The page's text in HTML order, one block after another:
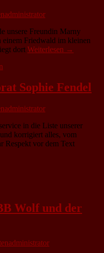
unsere Freundin Marny
Friedwald im kleinen
dort Weiterlesen →
Sophie Fendel
in die Liste unserer
korrigiert alles, vom
Respekt vor dem Text
Wolf und der